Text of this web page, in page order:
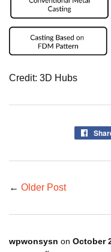
Credit: 3D Hubs
← Older Post
wpwonsysn on October